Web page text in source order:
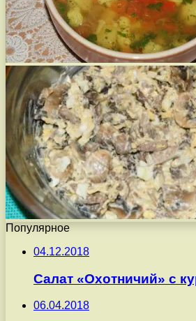
Популярное
04.12.2018
Салат «Охотничий» с
06.04.2018